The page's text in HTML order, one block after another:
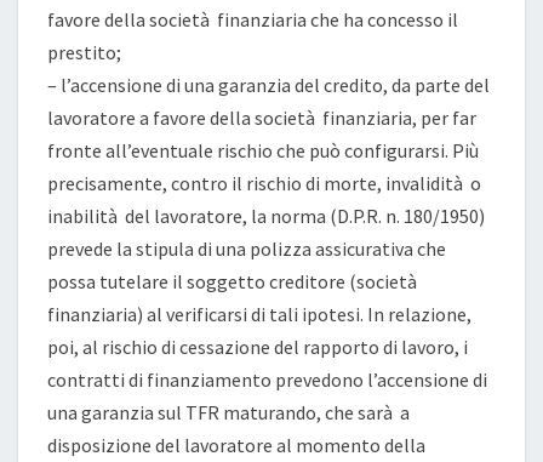
favore della società finanziaria che ha concesso il
prestito;
– l’accensione di una garanzia del credito, da parte del
lavoratore a favore della società finanziaria, per far
fronte all’eventuale rischio che può configurarsi. Più
precisamente, contro il rischio di morte, invalidità o
inabilità del lavoratore, la norma (D.P.R. n. 180/1950)
prevede la stipula di una polizza assicurativa che
possa tutelare il soggetto creditore (società
finanziaria) al verificarsi di tali ipotesi. In relazione,
poi, al rischio di cessazione del rapporto di lavoro, i
contratti di finanziamento prevedono l’accensione di
una garanzia sul TFR maturando, che sarà a
disposizione del lavoratore al momento della